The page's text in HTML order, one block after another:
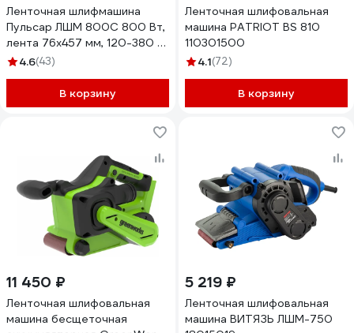
Ленточная шлифмашина
Пульсар ЛШМ 800С 800 Вт,
лента 76x457 мм, 120-380 м/
мин, 3.3 кг 916-578
4.6(43)
В корзину
Ленточная шлифовальная
машина PATRIOT BS 810
110301500
4.1(72)
В корзину
11 450 ₽
Ленточная шлифовальная
машина бесщеточная
5 219 ₽
Ленточная шлифовальная
машина ВИТЯЗЬ ЛШМ-750